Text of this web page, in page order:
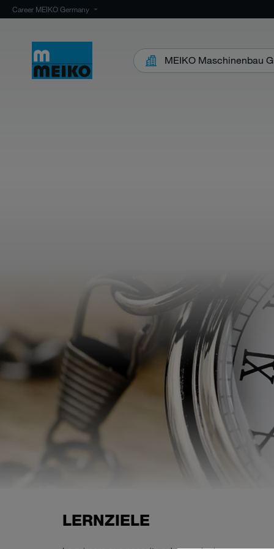
Career MEIKO Germany
MEIKO Maschinenbau
LERNZIELE